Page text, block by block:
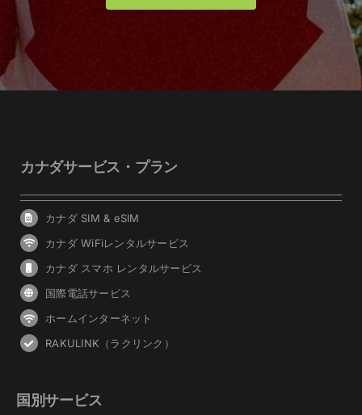
カナダサービス・プラン
カナダ SIM & eSIM
カナダ WiFiレンタルサービス
カナダ スマホ レンタルサービス
国際電話サービス
ホームインターネット
RAKULINK（ラクリンク）
国別サービス